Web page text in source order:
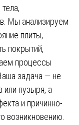
Мы анализируем
плиты,
покрытий,
процессы
задача — не
или пузыря, а
и причинно-
возникновению.